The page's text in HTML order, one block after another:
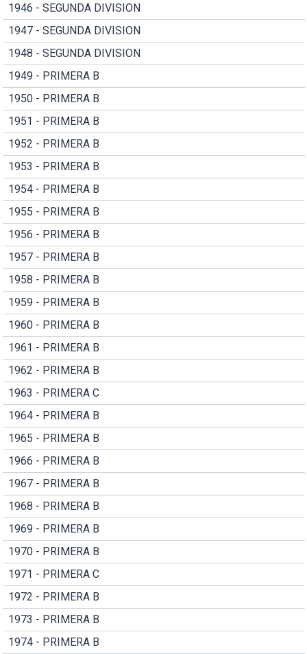
1946 - SEGUNDA DIVISION
1947 - SEGUNDA DIVISION
1948 - SEGUNDA DIVISION
1949 - PRIMERA B
1950 - PRIMERA B
1951 - PRIMERA B
1952 - PRIMERA B
1953 - PRIMERA B
1954 - PRIMERA B
1955 - PRIMERA B
1956 - PRIMERA B
1957 - PRIMERA B
1958 - PRIMERA B
1959 - PRIMERA B
1960 - PRIMERA B
1961 - PRIMERA B
1962 - PRIMERA B
1963 - PRIMERA C
1964 - PRIMERA B
1965 - PRIMERA B
1966 - PRIMERA B
1967 - PRIMERA B
1968 - PRIMERA B
1969 - PRIMERA B
1970 - PRIMERA B
1971 - PRIMERA C
1972 - PRIMERA B
1973 - PRIMERA B
1974 - PRIMERA B